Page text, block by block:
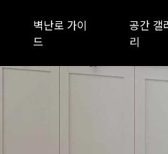
벽난로 가이
드
공간 갤
리